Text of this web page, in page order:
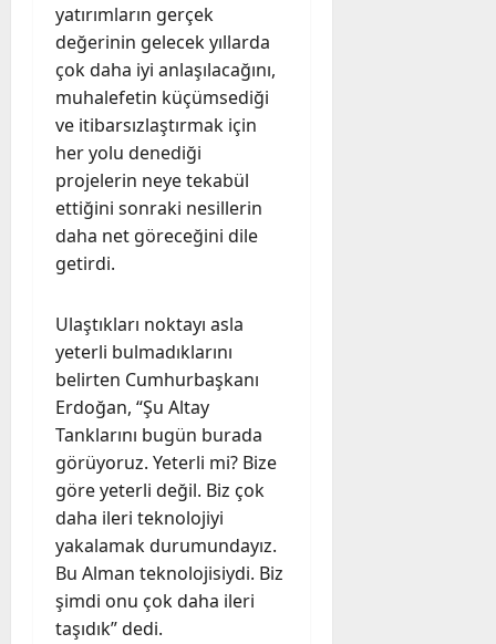
yatırımların gerçek
değerinin gelecek yıllarda
çok daha iyi anlaşılacağını,
muhalefetin küçümsediği
ve itibarsızlaştırmak için
her yolu denediği
projelerin neye tekabül
ettiğini sonraki nesillerin
daha net göreceğini dile
getirdi.
Ulaştıkları noktayı asla
yeterli bulmadıklarını
belirten Cumhurbaşkanı
Erdoğan, “Şu Altay
Tanklarını bugün burada
görüyoruz. Yeterli mi? Bize
göre yeterli değil. Biz çok
daha ileri teknolojiyi
yakalamak durumundayız.
Bu Alman teknolojisiydi. Biz
şimdi onu çok daha ileri
taşıdık” dedi.